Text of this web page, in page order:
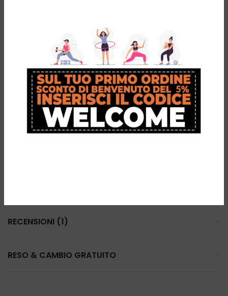
Sandals Total Support
combinano comfort, tecnologia e design
per offrire una soluzione perfetta per il recupero post-gara, l’uso
quotidiano e il tempo libero. Con riconoscimenti di prestigio come
quello dell’APMA e dellaFIP
, questi sandali sono la scelta ideale
per chi vuole il massimo per il benessere dei propri piedi.
Acquista ora i Sandals Total Support e prova il comfort di cui i
tuoi piedi hanno bisogno!
RECENSIONI (1)
RESO & CAMBIO GRATUITO